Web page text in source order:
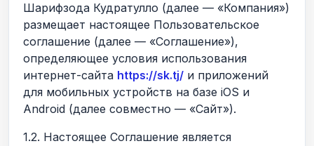
Шарифзода Кудратулло (далее — «Компания»)
размещает настоящее Пользовательское
соглашение (далее — «Соглашение»),
определяющее условия использования
интернет-сайта https://sk.tj/ и приложений
для мобильных устройств на базе iOS и
Android (далее совместно — «Сайт»).
1.2. Настоящее Соглашение является